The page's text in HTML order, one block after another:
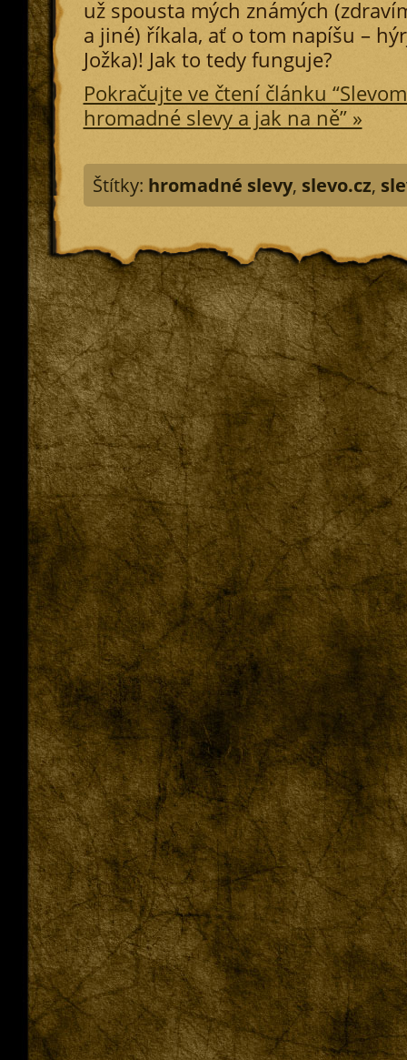
už spousta mých známých
a jiné) říkala, ať o tom napíšu –
Jožka)! Jak to tedy funguje?
Pokračujte ve čtení článku
hromadné slevy a jak na ně” »
Štítky: hromadné slevy, slevo.cz,